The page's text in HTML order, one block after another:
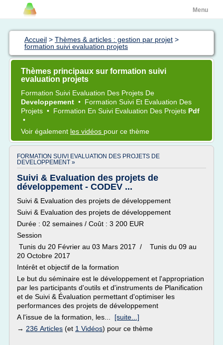
Menu
Accueil > Thèmes & articles : gestion par projet >
formation suivi evaluation projets
Thèmes principaux sur formation suivi
evaluation projets
Formation Suivi Evaluation Des Projets De
Developpement • Formation Suivi Et Evaluation Des
Projets • Formation En Suivi Evaluation Des Projets Pdf
•
Voir également les vidéos pour ce thème
FORMATION SUIVI EVALUATION DES PROJETS DE
DEVELOPPEMENT »
Suivi & Evaluation des projets de
développement - CODEV ...
Suivi & Evaluation des projets de développement
Suivi & Evaluation des projets de développement
Durée : 02 semaines / Coût : 3 200 EUR
Session
Tunis du 20 Février au 03 Mars 2017 / Tunis du 09 au
20 Octobre 2017
Intérêt et objectif de la formation
Le but du séminaire est le développement et l'appropriation
par les participants d'outils et d'instruments de Planification
et de Suivi & Évaluation permettant d'optimiser les
performances des projets de développement
A l'issue de la formation, les... [suite...]
→ 236 Articles (et 1 Vidéos) pour ce thème